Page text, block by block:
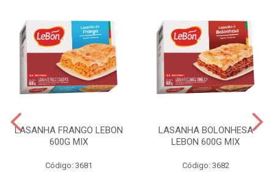
LASANHA FRANGO LEBON
600G MIX
Código: 3681
LASANHA BOLONHESA
LEBON 600G MIX
Código: 3682